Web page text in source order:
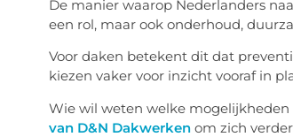
De manier waarop Nederlanders
een rol, maar ook onderhoud,
Voor daken betekent dit dat
kiezen vaker voor inzicht vooraf in
Wie wil weten welke
van D&N Dakwerkenom zich